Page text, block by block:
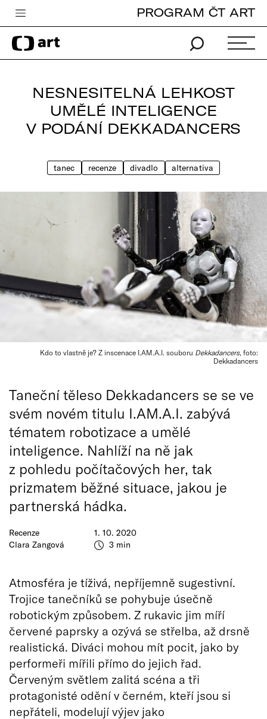
Česká televize
Zpravodajství
TV program
PROGRAM ČT ART
NESNESITELNÁ LEHKOST
UMĚLÉ INTELIGENCE
V PODÁNÍ DEKKADANCERS
tanec recenze divadlo alternativa
Kdo to vlastně je? Z inscenace I.AM.A.I. souboru Dekkadancers, foto:
Dekkadancers
Recenze
Clara Zangová
1. 10. 2020
3 min
Taneční těleso Dekkadancers se se ve
svém novém titulu I.AM.A.I. zabývá
tématem robotizace a umělé
inteligence. Nahlíží na ně jak
z pohledu počítačových her, tak
prizmatem běžné situace, jakou je
partnerská hádka.
Atmosféra je tíživá, nepříjemně sugestivní.
Trojice tanečníků se pohybuje úsečně
robotickým způsobem. Z rukavic jim míří
červené paprsky a ozývá se střelba, až drsně
realistická. Diváci mohou mít pocit, jako by
performeři mířili přímo do jejich řad.
Červeným světlem zalitá scéna a tři
protagonisté odění v černém, kteří jsou si
nepřáteli, modelují výjev jako